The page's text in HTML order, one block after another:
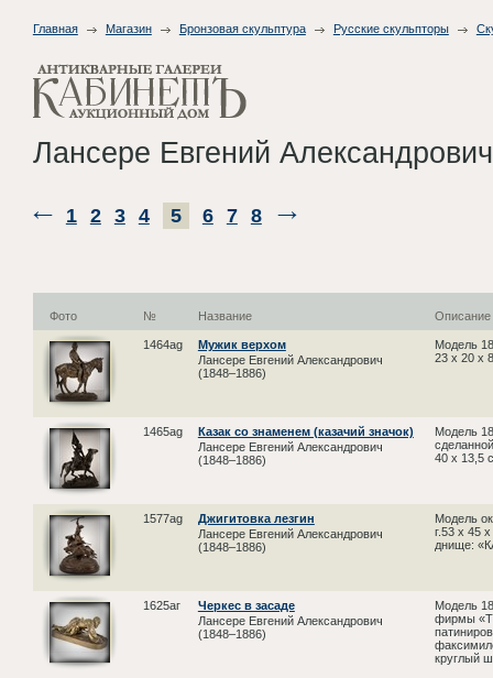
Главная Магазин Бронзовая скульптура Русские скульпторы
Лансере Евгений
1 2 3 4 5 6 7 8
Фото № Название Описание
1464ag
Мужик верхом
Лансере Евгений Александрович
(1848–1886)
Модель
23 х 20 х
1465ag
Казак со знаменем (казачий значок)
Лансере Евгений Александрович
(1848–1886)
Модель
40 х
1577ag
Джигитовка лезгин
Лансере Евгений Александрович
(1848–1886)
Модель
г.53 х 45
днище:
1625аг
Черкес в засаде
Лансере Евгений Александрович
(1848–1886)
Модель
фирмы
круглый